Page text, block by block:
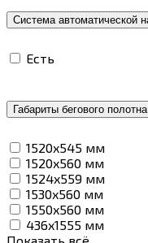
Система автоматической
Есть
Габариты бегового
1520x545 мм
1520x560 мм
1524x559 мм
1530x560 мм
1550x560 мм
436x1555 мм